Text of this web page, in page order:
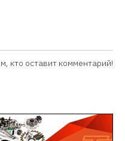
кто оставит комментарий!